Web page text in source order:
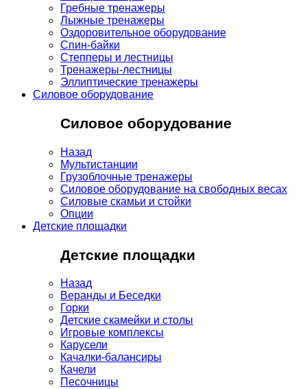
Гребные тренажеры
Лыжные тренажеры
Оздоровительное оборудование
Спин-байки
Степперы и лестницы
Тренажеры-лестницы
Эллиптические тренажеры
Силовое оборудование
Силовое оборудование
Назад
Мультистанции
Грузоблочные тренажеры
Силовое оборудование на свободных весах
Силовые скамьи и стойки
Опции
Детские площадки
Детские площадки
Назад
Веранды и Беседки
Горки
Детские скамейки и столы
Игровые комплексы
Карусели
Качалки-балансиры
Качели
Песочницы